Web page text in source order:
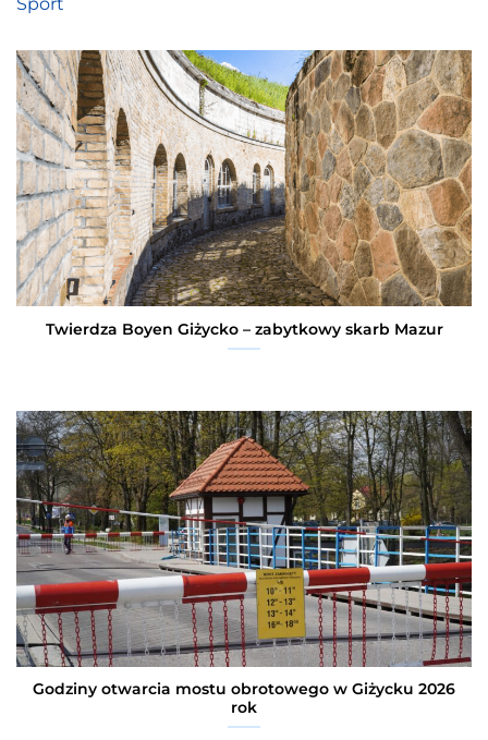
Twierdza Boyen Giżycko – zabytkowy skarb Mazur
Godziny otwarcia mostu obrotowego w Giżycku 2026
rok